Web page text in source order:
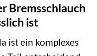
Bremsschlauch
ist
ist ein komplexes